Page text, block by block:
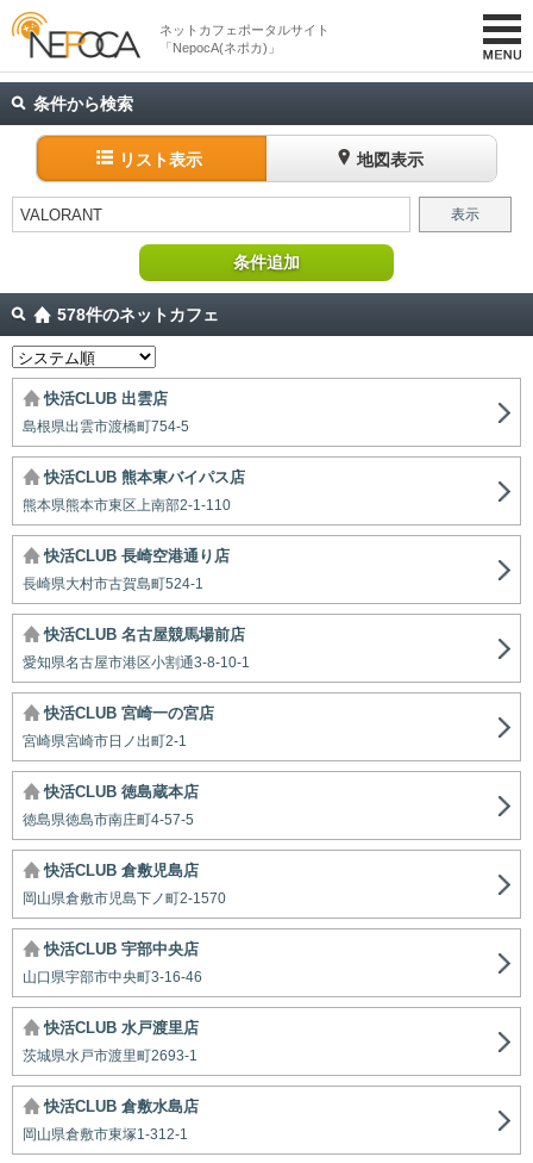
ネットカフェポータルサイト
「NepocA(ネポカ)」
条件から検索
リスト表示 地図表示
VALORANT 表示
条件追加
578件のネットカフェ
快活CLUB 出雲店
島根県出雲市渡橋町754-5
快活CLUB 熊本東バイパス店
熊本県熊本市東区上南部2-1-110
快活CLUB 長崎空港通り店
長崎県大村市古賀島町524-1
快活CLUB 名古屋競馬場前店
愛知県名古屋市港区小割通3-8-10-1
快活CLUB 宮崎一の宮店
宮崎県宮崎市日ノ出町2-1
快活CLUB 徳島蔵本店
徳島県徳島市南庄町4-57-5
快活CLUB 倉敷児島店
岡山県倉敷市児島下ノ町2-1570
快活CLUB 宇部中央店
山口県宇部市中央町3-16-46
快活CLUB 水戸渡里店
茨城県水戸市渡里町2693-1
快活CLUB 倉敷水島店
岡山県倉敷市東塚1-312-1